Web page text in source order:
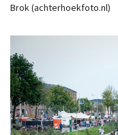
Brok (achterhoekfoto.nl)